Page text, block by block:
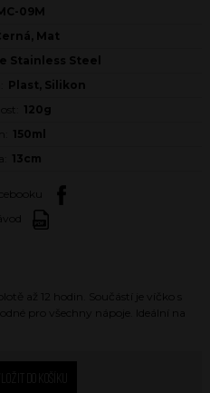
09M
Mat
Stainless Steel
Plast, Silikon
120g
150ml
13cm
až 12 hodin. Součástí je víčko s
pro všechny nápoje. Ideální na